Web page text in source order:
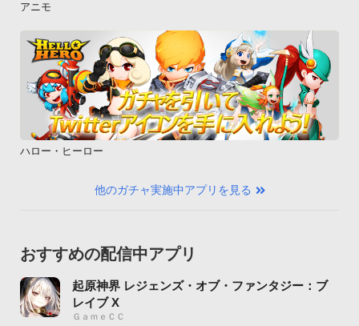
アニモ
ハロー・ヒーロー
他のガチャ実施中アプリを見る
おすすめの配信中アプリ
起原神界 レジェンズ・オブ・ファンタジー：ブ
レイブ X
ＧａｍｅＣＣ